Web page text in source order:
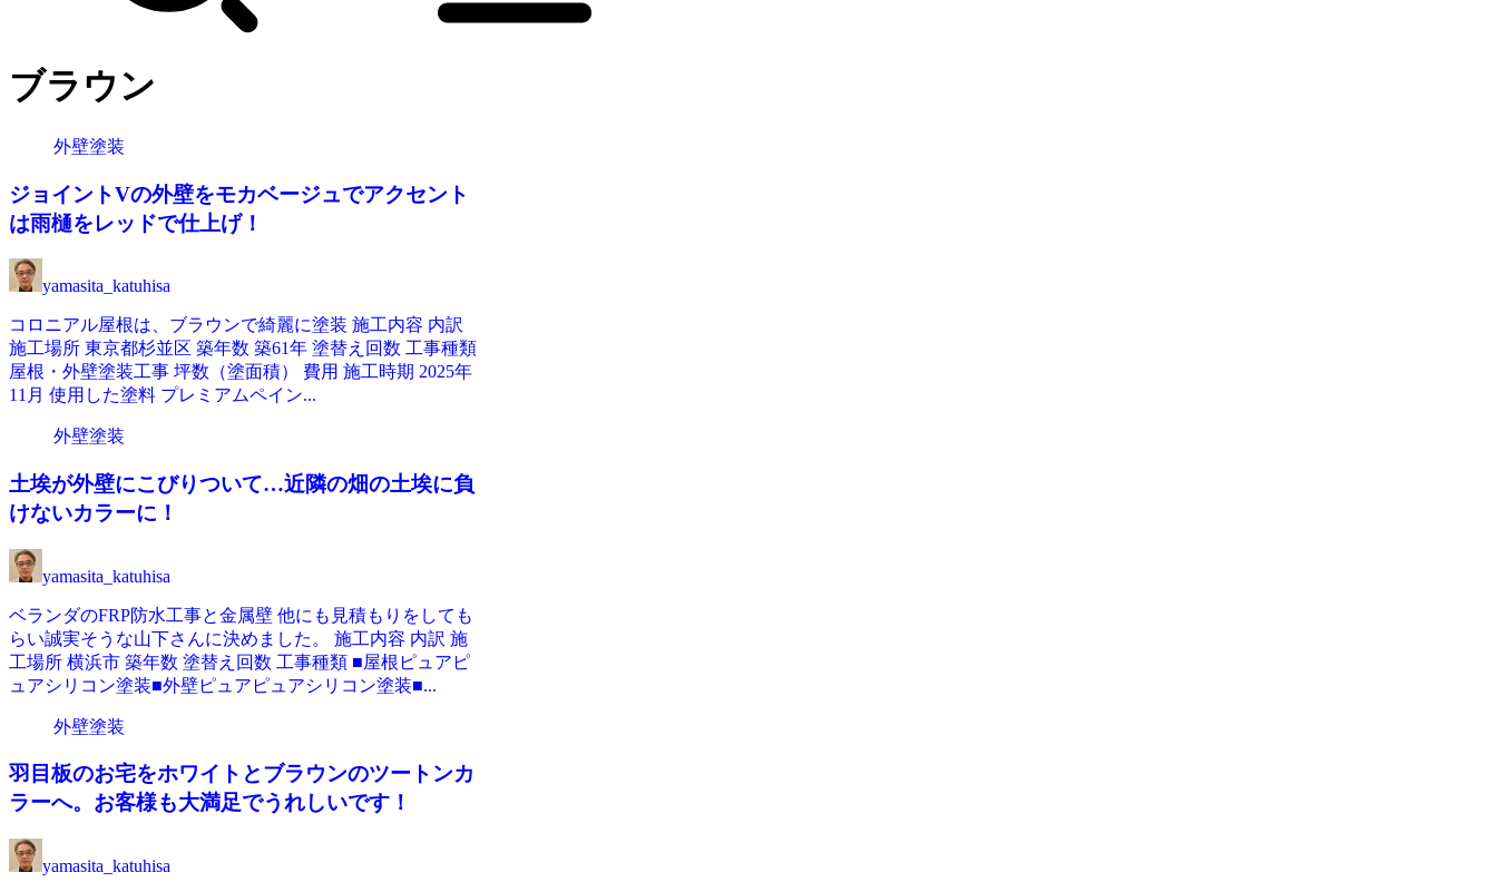
ブラウン
外壁塗装
ジョイントVの外壁をモカベージュでアクセント
は雨樋をレッドで仕上げ！
yamasita_katuhisa
コロニアル屋根は、ブラウンで綺麗に塗装 施工内容 内訳
施工場所 東京都杉並区 築年数 築61年 塗替え回数 工事種類
屋根・外壁塗装工事 坪数（塗面積） 費用 施工時期 2025年
11月 使用した塗料 プレミアムペイン...
外壁塗装
土埃が外壁にこびりついて…近隣の畑の土埃に負
けないカラーに！
yamasita_katuhisa
ベランダのFRP防水工事と金属壁 他にも見積もりをしても
らい誠実そうな山下さんに決めました。 施工内容 内訳 施
工場所 横浜市 築年数 塗替え回数 工事種類 ■屋根ピュアピ
ュアシリコン塗装■外壁ピュアピュアシリコン塗装■...
外壁塗装
羽目板のお宅をホワイトとブラウンのツートンカ
ラーへ。お客様も大満足でうれしいです！
yamasita_katuhisa